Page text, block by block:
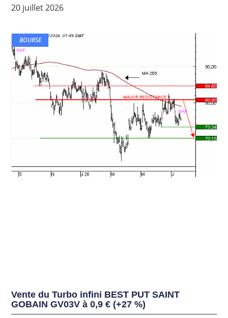
20 juillet 2026
BOURSE
Vente du Turbo infini BEST PUT SAINT
GOBAIN GV03V à 0,9 € (+27 %)